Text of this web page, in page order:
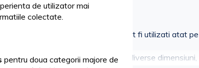
de diferite dimensiuni, care pot fi utilizati atat
din ionic-ceramic, disponibile in diverse
de utilizator mai
colectate.
pentru doua categorii majore de